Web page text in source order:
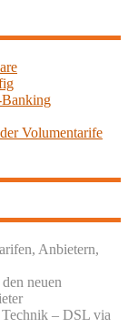
Banking
Volumentarife
Anbietern,
neuen
– DSL via